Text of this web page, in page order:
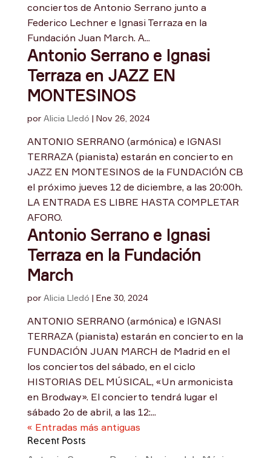
conciertos de Antonio Serrano junto a
Federico Lechner e Ignasi Terraza en la
Fundación Juan March. A...
Antonio Serrano e Ignasi
Terraza en JAZZ EN
MONTESINOS
por Alicia Lledó | Nov 26, 2024
ANTONIO SERRANO (armónica) e IGNASI
TERRAZA (pianista) estarán en concierto en
JAZZ EN MONTESINOS de la FUNDACIÓN CB
el próximo jueves 12 de diciembre, a las 20:00h.
LA ENTRADA ES LIBRE HASTA COMPLETAR
AFORO.
Antonio Serrano e Ignasi
Terraza en la Fundación
March
por Alicia Lledó | Ene 30, 2024
ANTONIO SERRANO (armónica) e IGNASI
TERRAZA (pianista) estarán en concierto en la
FUNDACIÓN JUAN MARCH de Madrid en el
los conciertos del sábado, en el ciclo
HISTORIAS DEL MÚSICAL, «Un armonicista
en Brodway». El concierto tendrá lugar el
sábado 2o de abril, a las 12:...
« Entradas más antiguas
Recent Posts